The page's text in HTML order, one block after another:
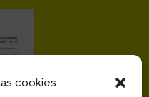
cookies